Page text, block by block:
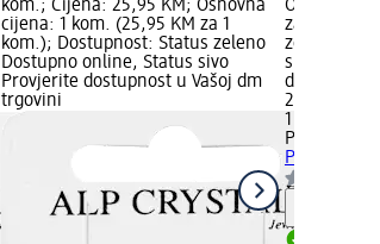
kom.; Cijena: 25,95 KM; Osnovna
cijena: 1 kom. (25,95 KM za 1
kom.); Dostupnost: Status zeleno
Dostupno online, Status sivo
Provjerite dostupnost u Vašoj dm
trgovini
Osnovna
za 1 kom.);
zeleno
sivo
dm trgovini
27,95 KM
1 kom.
PRECIOSA
Preciosa -